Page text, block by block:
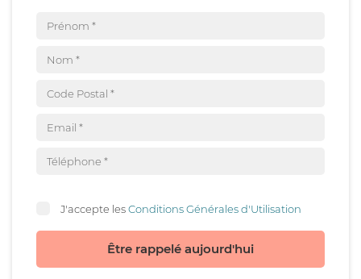
J'accepte lesConditions Générales d'Utilisation
Être rappelé aujourd'hui